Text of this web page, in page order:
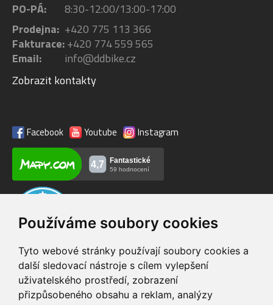
Používáme soubory cookies
Tyto webové stránky používají soubory cookies a
další sledovací nástroje s cílem vylepšení
uživatelského prostředí, zobrazení
přizpůsobeného obsahu a reklam, analýzy
PO-PÁ:
8:30-12:00/13:00-17:00
Prodejna: +420 775 113 366
Fakturace:+420 774 559 565
Email:
info@ddbike.cz
Zobrazit kontakty
Facebook Youtube Instagram
VIP servis Testovací trať